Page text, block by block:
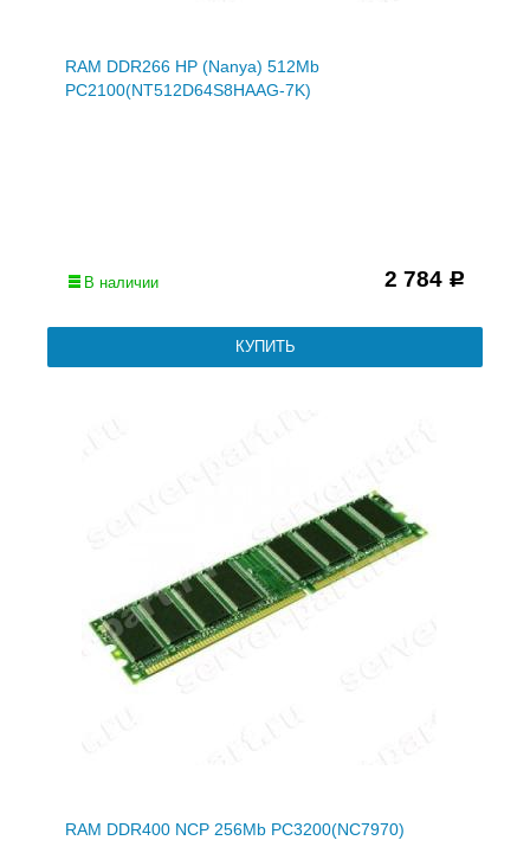
RAM DDR266 HP (Nanya) 512Mb
PC2100(NT512D64S8HAAG-7K)
В наличии 2 784 Р
RAM DDR400 NCP 256Mb PC3200(NC7970)